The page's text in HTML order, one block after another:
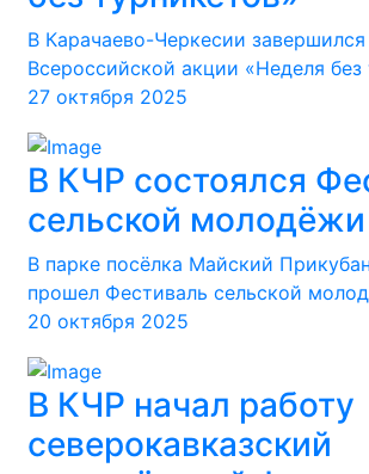
В Карачаево-Черкесии
Всероссийской акции «Неделя без
27 октября 2025
В КЧР состоялся
сельской молодёжи
В парке посёлка Майский
прошел Фестиваль сельской
20 октября 2025
В КЧР начал работу
северокавказский